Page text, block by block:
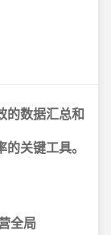
的数据汇总和
关键工具。
全局